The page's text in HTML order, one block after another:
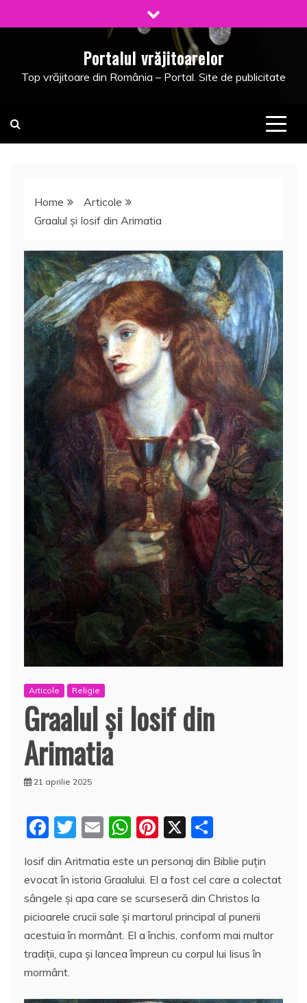
to
Portalul vrăjitoarelor
Top vrăjitoare din România – Portal. Site de publicitate
Home
Articole
Graalul şi Iosif din Arimatia
Articole Religie
Graalul şi Iosif din
Arimatia
21 aprilie 2025
F
c
e
b
o
o
k
T
itt
er
E
ai
l
W
at
s
A
p
p
Pi
er
e
st
X
rt
aj
e
a
z
Iosif din Aritmatia este un personaj din Biblie puţin
evocat în istoria Graalului. El a fost cel care a colectat
sângele şi apa care se scurseseră din Christos la
picioarele crucii sale şi martorul principal al punerii
acestuia în mormânt. El a închis, conform mai multor
tradiţii, cupa şi lancea împreun cu corpul lui Iisus în
mormânt.